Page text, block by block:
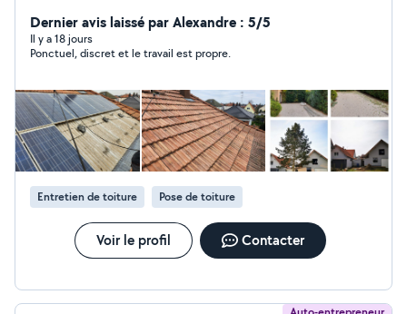
Dernier avis laissé par Alexandre : 5/5
Il y a 18 jours
Ponctuel, discret et le travail est propre.
Entretien de toiture Pose de toiture
Voir le profil Contacter